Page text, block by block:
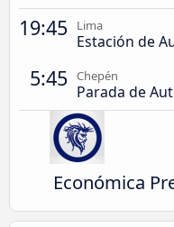
19:45 Lima
Estación de
5:45 Chepén
Parada de
Económica